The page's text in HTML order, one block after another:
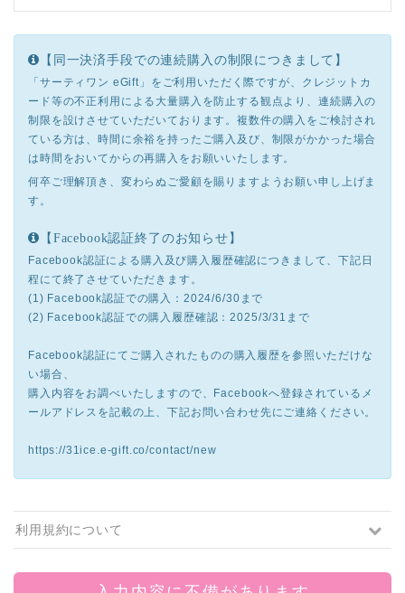
【同一決済手段での連続購入の制限につきまして】
「サーティワン eGift」をご利用いただく際ですが、クレジットカ
ード等の不正利用による大量購入を防止する観点より、連続購入の
制限を設けさせていただいております。複数件の購入をご検討され
ている方は、時間に余裕を持ったご購入及び、制限がかかった場合
は時間をおいてからの再購入をお願いいたします。
何卒ご理解頂き、変わらぬご愛顧を賜りますようお願い申し上げま
す。
【Facebook認証終了のお知らせ】
Facebook認証による購入及び購入履歴確認につきまして、下記日
程にて終了させていただきます。
(1) Facebook認証での購入：2024/6/30まで
(2) Facebook認証での購入履歴確認：2025/3/31まで
Facebook認証にてご購入されたものの購入履歴を参照いただけな
い場合、
購入内容をお調べいたしますので、Facebookへ登録されているメ
ールアドレスを記載の上、下記お問い合わせ先にご連絡ください。
https://31ice.e-gift.co/contact/new
利用規約について